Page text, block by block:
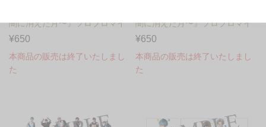
闇に消えた月〜』ソロブロマイ
ド 京極日向（源秀流）
¥650
本商品の販売は終了いたしまし
た
闇に消えた月〜』ソロブロマイ
ド 月城咲人（福澤侑）
¥650
本商品の販売は終了いたしまし
た